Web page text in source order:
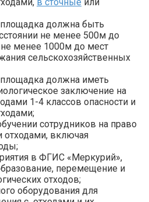
должна быть
не менее 500м до
менее 1000м до мест
сельскохозяйственных
должна иметь
заключение на
1-4 классов опасности и
сотрудников на право
включая
в ФГИС «Меркурий»,
перемещение и
отходов;
оборудования для